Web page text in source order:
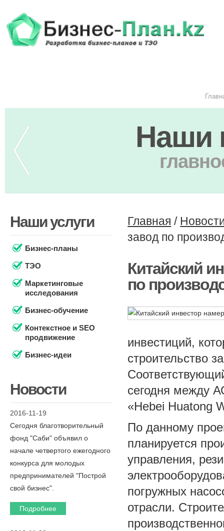
Наши
Наши услуги
Бизнес-планы
ТЭО
Маркетинговые
исследования
Бизнес-обучение
Контекстное и SEO
продвижение
Бизнес-идеи
Новости
2016-11-19
Сегодня благотворительный
фонд "Саби" объявил о
начале четвертого ежегодного
конкурса для молодых
предпринимателей "Построй
свой бизнес".
Подробнее
Главная /
завод по
Китайский
по
инвестиций,
строительство
сегодня между
«Hebei Huatong
По данному
планируется
управления,
погружных
отрасли.